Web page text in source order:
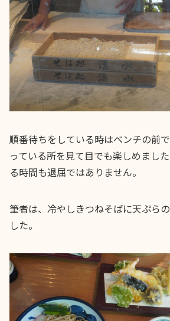
順番待ちをしている時はベンチの前
っている所を見て目でも楽しめまし
る時間も退屈ではありません。
筆者は、冷やしきつねそばに天ぷら
した。